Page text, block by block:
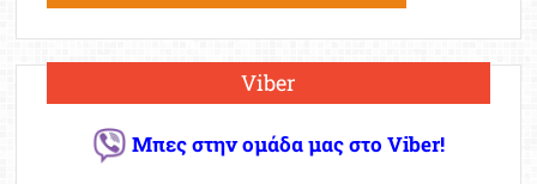
Viber
Μπες στην ομάδα μας στο Viber!